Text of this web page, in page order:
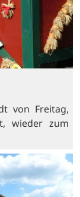
von Freitag,
wieder zum